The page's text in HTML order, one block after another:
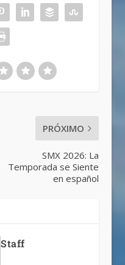
PRÓXIMO
SMX 2026: La
Temporada se Siente
en español
Staff